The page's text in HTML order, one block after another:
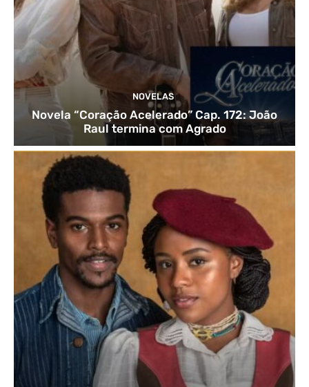
NOVELAS
Novela “Coração Acelerado” Cap. 172: João
Raul termina com Agrado